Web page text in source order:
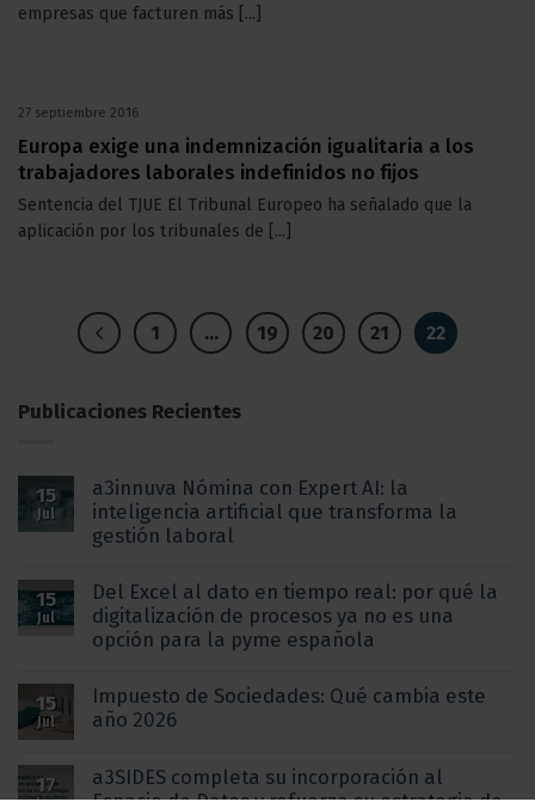
empresas que facturen más [...]
Europa exige una indemnización igualitaria a los
trabajadores laborales indefinidos no fijos
27 septiembre 2016
Sentencia del TJUE El Tribunal Europeo ha señalado que la
aplicación por los tribunales de [...]
1 … 19 20 21 22
Publicaciones Recientes
15
Jul
a3innuva Nómina con Expert AI: la
inteligencia artificial que transforma la
gestión laboral
15
Jul
Del Excel al dato en tiempo real: por qué la
digitalización de procesos ya no es una
opción para la pyme española
15
Jul
Impuesto de Sociedades: Qué cambia este
año 2026
17
Jun
a3SIDES completa su incorporación al
Espacio de Datos y refuerza su estrategia de